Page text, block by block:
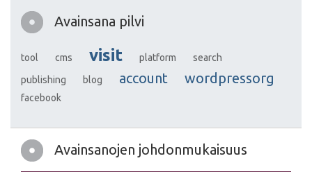
Avainsana pilvi
tool cms visit platform
search
publishing
blog account wordpressorg
facebook
Avainsanojen johdonmukaisuus